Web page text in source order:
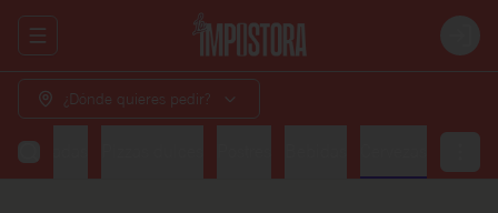
Abrir menu de navegación Login
¿Dónde quieres pedir?
Ensaladas